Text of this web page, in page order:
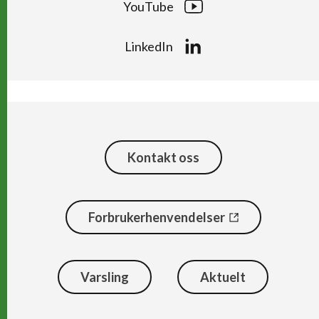
YouTube
LinkedIn
Kontakt oss
Forbrukerhenvendelser
Varsling Aktuelt